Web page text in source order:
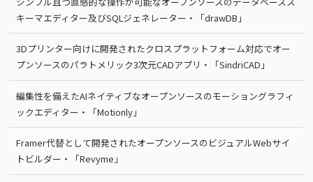
キーマエディター及びSQLジェネレーター・「drawDB」
3Dプリンター向けに開発されたクロスプラットフォーム対応でオー
プンソースのパラトメリック3次元CADアプリ・「SindriCAD」
編集性を備えたAIネイティブなオープンソースのモーショングラフィ
ックエディター・「Motionly」
Framer代替として開発されたオープンソースのビジュアルWebサイ
トビルダー・「Revyme」